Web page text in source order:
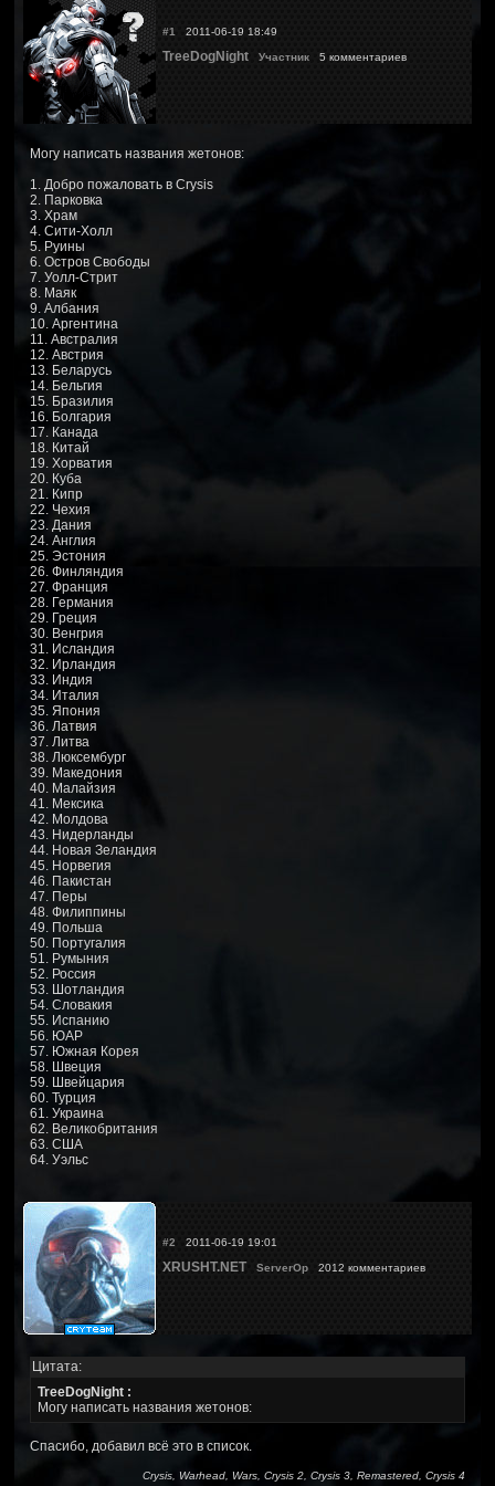
#1 2011-06-19 18:49
TreeDogNight Участник 5 комментариев
Могу написать названия жетонов:
1. Добро пожаловать в Crysis
2. Парковка
3. Храм
4. Сити-Холл
5. Руины
6. Остров Свободы
7. Уолл-Стрит
8. Маяк
9. Албания
10. Аргентина
11. Австралия
12. Австрия
13. Беларусь
14. Бельгия
15. Бразилия
16. Болгария
17. Канада
18. Китай
19. Хорватия
20. Куба
21. Кипр
22. Чехия
23. Дания
24. Англия
25. Эстония
26. Финляндия
27. Франция
28. Германия
29. Греция
30. Венгрия
31. Исландия
32. Ирландия
33. Индия
34. Италия
35. Япония
36. Латвия
37. Литва
38. Люксембург
39. Македония
40. Малайзия
41. Мексика
42. Молдова
43. Нидерланды
44. Новая Зеландия
45. Норвегия
46. Пакистан
47. Перы
48. Филиппины
49. Польша
50. Португалия
51. Румыния
52. Россия
53. Шотландия
54. Словакия
55. Испанию
56. ЮАР
57. Южная Корея
58. Швеция
59. Швейцария
60. Турция
61. Украина
62. Великобритания
63. США
64. Уэльс
#2 2011-06-19 19:01
XRUSHT.NET ServerOp 2012 комментариев
Цитата:
TreeDogNight :
Могу написать названия жетонов:
Спасибо, добавил всё это в список.
Crysis, Warhead, Wars, Crysis 2, Crysis 3, Remastered, Crysis 4